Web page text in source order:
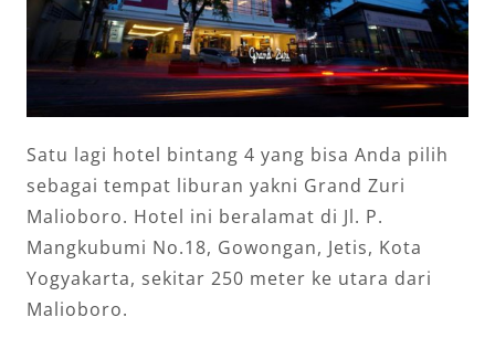
Satu lagi hotel bintang 4 yang bisa Anda pilih
sebagai tempat liburan yakni Grand Zuri
Malioboro. Hotel ini beralamat di Jl. P.
Mangkubumi No.18, Gowongan, Jetis, Kota
Yogyakarta, sekitar 250 meter ke utara dari
Malioboro.